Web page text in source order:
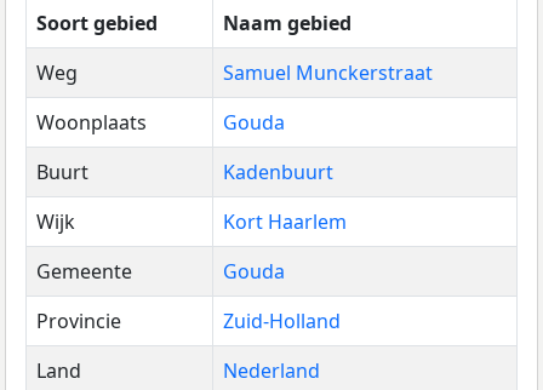
Soort gebied
Naam gebied
Weg
Samuel Munckerstraat
Woonplaats
Gouda
Buurt
Kadenbuurt
Wijk
Kort Haarlem
Gemeente
Gouda
Provincie
Zuid-Holland
Land
Nederland